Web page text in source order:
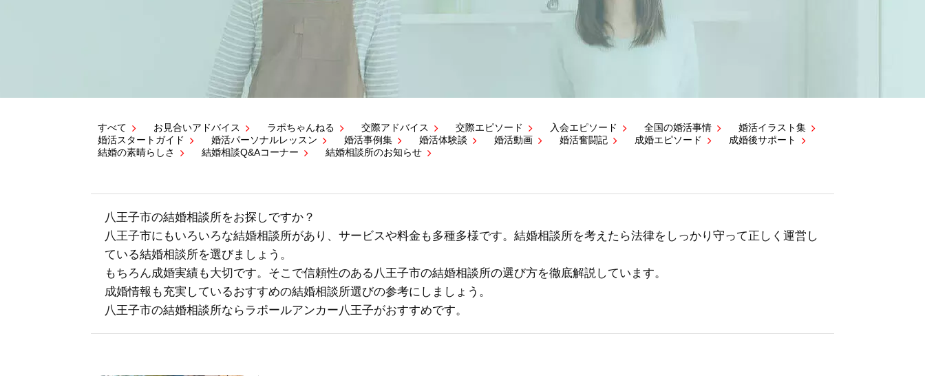
すべて お見合いアドバイス ラポちゃんねる 交際アドバイス 交際エピソード 入会エピソード 全国の婚活事情
婚活イラスト集
婚活スタートガイド
婚活パーソナルレッスン 婚活事例集 婚活体験談 婚活動画 婚活奮闘記 成婚エピソード
成婚後サポート
結婚の素晴らしさ
結婚相談Q&Aコーナー 結婚相談所のお知らせ
八王子市の結婚相談所をお探しですか？
八王子市にもいろいろな結婚相談所があり、サービスや料金も多種多様です。結婚相談所を考えたら法律をしっかり守って正しく運営し
ている結婚相談所を選びましょう。
もちろん成婚実績も大切です。そこで信頼性のある八王子市の結婚相談所の選び方を徹底解説しています。
成婚情報も充実しているおすすめの結婚相談所選びの参考にしましょう。
八王子市の結婚相談所ならラポールアンカー八王子がおすすめです。